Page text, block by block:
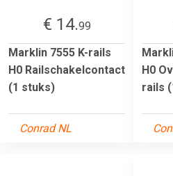
€ 14.99
Marklin 7555 K-rails
H0 Railschakelcontact
(1 stuks)
Conrad NL
H0
rails